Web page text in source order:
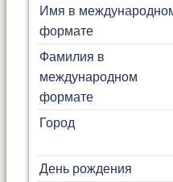
Имя в
формате
Фамилия в
международном
формате
Город
День рождения